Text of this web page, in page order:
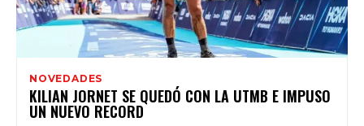
NOVEDADES
KILIAN JORNET SE QUEDÓ CON LA UTMB E IMPUSO
UN NUEVO RECORD